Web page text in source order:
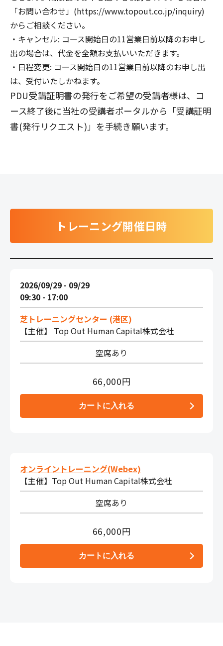
「お問い合わせ」(https://www.topout.co.jp/inquiry)
からご相談ください。
キャンセル: コース開始日の11営業日前以降のお申し
出の場合は、代金を全額お支払いいただきます。
日程変更: コース開始日の11営業日前以降のお申し出
は、受付いたしかねます。
PDU受講証明書の発行をご希望の受講者様は、コ
ース終了後に当社の受講者ポータルから「受講証明
書(発行リクエスト)」を手続き願います。
トレーニング開催日時
2026/09/29 - 09/29
09:30 - 17:00
芝トレーニングセンター (港区)
【主催】 Top Out Human Capital株式会社
空席あり
66,000円
オンライントレーニング(Webex)
【主催】Top Out Human Capital株式会社
空席あり
66,000円